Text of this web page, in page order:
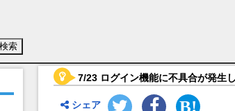
)【Fate/Grand Order】キャラ紹介
7/23 ログイン機能に不具合が発生
シェア